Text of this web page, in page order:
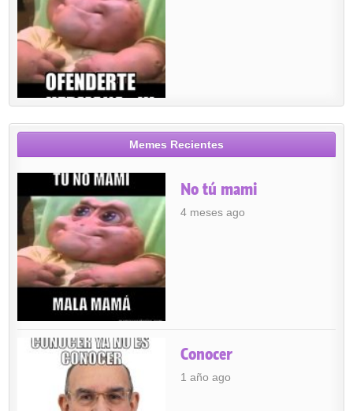
Memes Recientes
No tú mami
4 meses ago
Conocer
1 año ago